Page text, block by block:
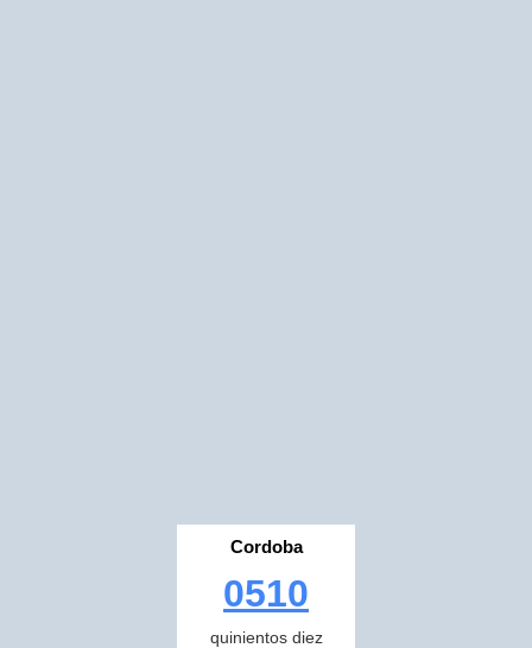
Cordoba
0510
quinientos diez